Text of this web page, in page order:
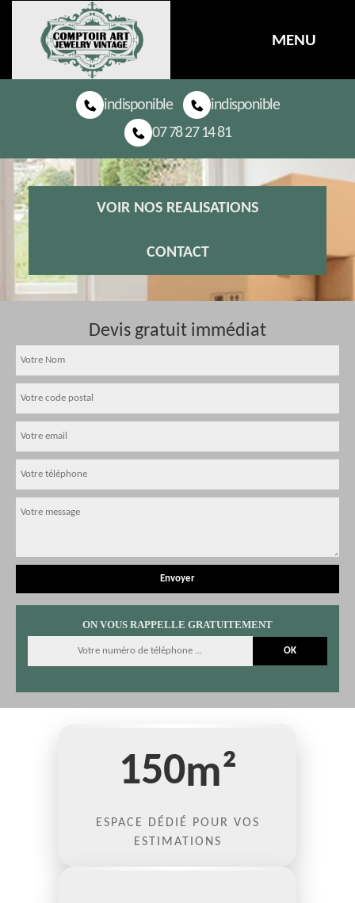
MENU
indisponible
indisponible
07 78 27 14 81
VOIR NOS REALISATIONS
CONTACT
Devis gratuit immédiat
ON VOUS RAPPELLE GRATUITEMENT
150m²
ESPACE DÉDIÉ POUR VOS
ESTIMATIONS